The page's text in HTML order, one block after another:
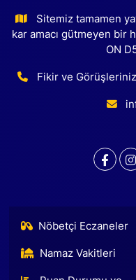
Sitemiz tamamen
kar amacı gütmeyen bir
ON
Fikir ve
Nöbetçi Eczaneler
Namaz Vakitleri